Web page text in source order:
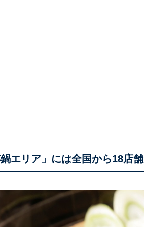
鍋エリア」には全国から18店